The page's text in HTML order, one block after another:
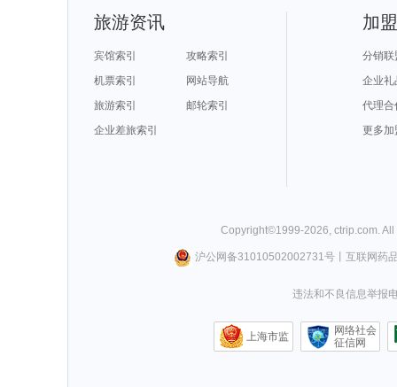
旅游资讯
宾馆索引
攻略索引
机票索引
网站导航
旅游索引
邮轮索引
企业差旅索引
加
分销联
企业礼
代理合
更多加
Copyright©1999-2026 ctrip.com .
沪公网备31010502002731号丨 互联网药
违法和不良信息举报
上海市监
网络社会
征信网